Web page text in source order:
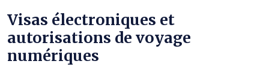
Visas électroniques et
autorisations de voyage
numériques